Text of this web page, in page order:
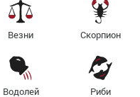
Везни Скорпион
Водолей Риби